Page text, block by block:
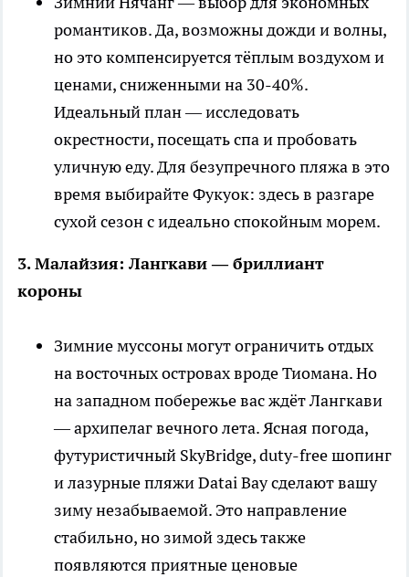
романтиков. Да, возможны дожди и волны,
но это компенсируется тёплым воздухом и
ценами, сниженными на 30-40%.
Идеальный план — исследовать
окрестности, посещать спа и пробовать
уличную еду. Для безупречного пляжа в это
время выбирайте Фукуок: здесь в разгаре
сухой сезон с идеально спокойным морем.
3. Малайзия: Лангкави — бриллиант
короны
Зимние муссоны могут ограничить отдых
на восточных островах вроде Тиомана. Но
на западном побережье вас ждёт Лангкави
— архипелаг вечного лета. Ясная погода,
футуристичный SkyBridge, duty-free шопинг
и лазурные пляжи Datai Bay сделают вашу
зиму незабываемой. Это направление
стабильно, но зимой здесь также
появляются приятные ценовые